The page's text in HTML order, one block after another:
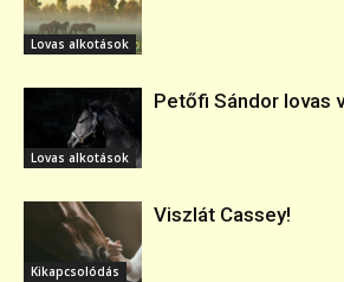
Lovas alkotások
Lovas alkotások
Petőfi Sándor lovas
Kikapcsolódás
Viszlát Cassey!